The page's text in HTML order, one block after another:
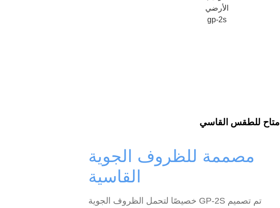
متاح للطقس القاسي
مصممة للظروف الجوية
القاسية
تم تصميم GP-2S خصيصًا لتحمل الظروف الجوية